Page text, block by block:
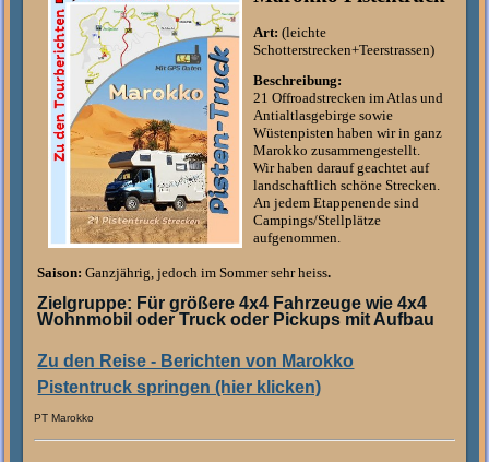
Art: (leichte
Schotterstrecken+Teerstrassen)
Beschreibung:
21 Offroadstrecken im Atlas und
Antialtlasgebirge sowie
Wüstenpisten haben wir in ganz
Marokko zusammengestellt.
Wir haben darauf geachtet auf
landschaftlich schöne Strecken.
An jedem Etappenende sind
Campings/Stellplätze
aufgenommen.
Saison:Ganzjährig, jedoch im Sommer sehr heiss.
Zielgruppe: Für größere 4x4 Fahrzeuge wie 4x4
Wohnmobil oder Truck oder Pickups mit Aufbau
Zu den Reise - Berichten von Marokko
Pistentruck springen (hier klicken)
PT Marokko